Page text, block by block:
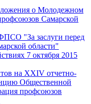
о Молодежном
Самарской
"За заслуги перед
области"
7 октября 2015
на XXIV отчетно-
Общественной
профсоюзов